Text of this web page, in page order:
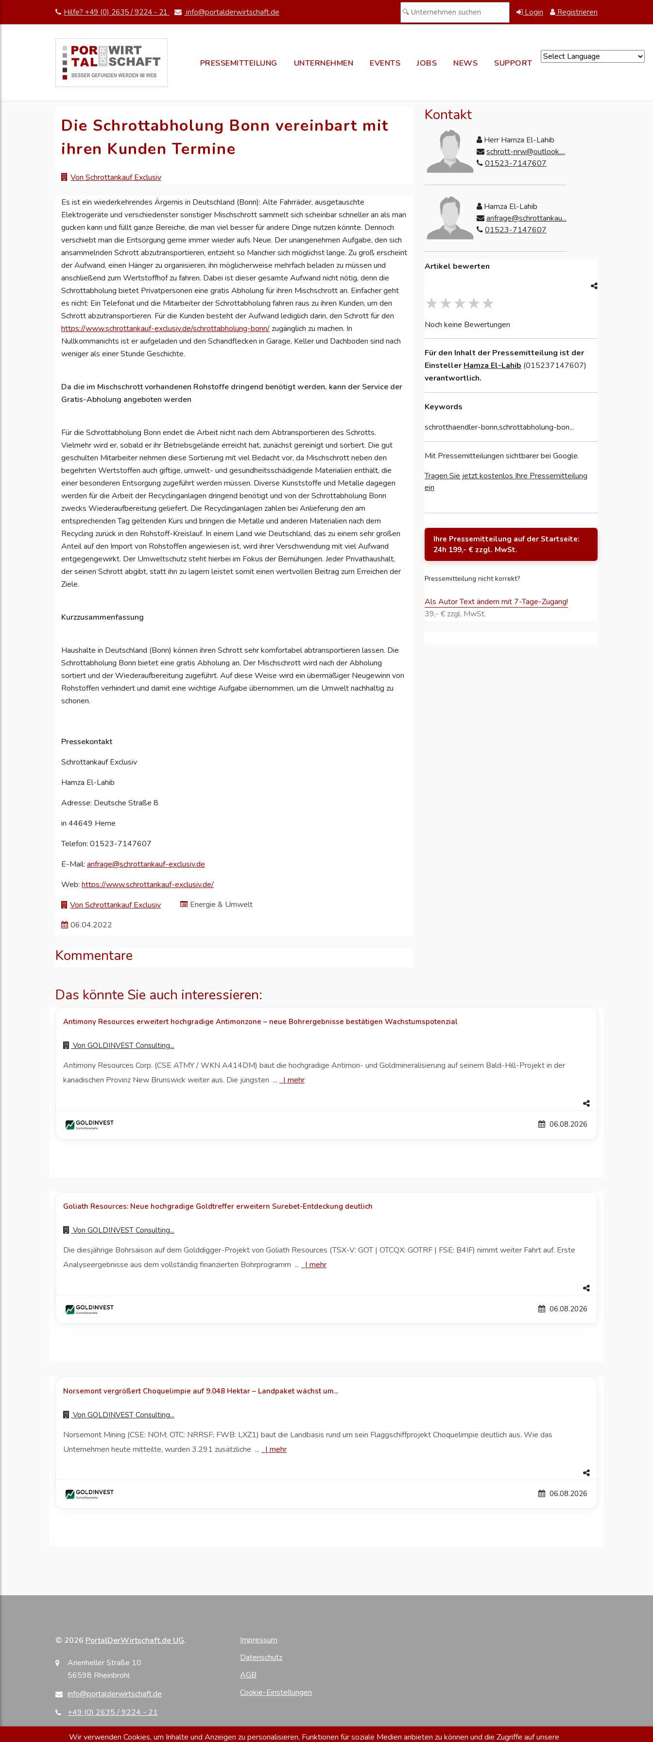
Hilfe? +49 (0) 2635 / 9224 - 21 info@portalderwirtschaft.de Login Registrieren
PRESSEMITTEILUNG UNTERNEHMEN EVENTS JOBS NEWS SUPPORT
Die Schrottabholung Bonn vereinbart mit
ihren Kunden Termine
Von Schrottankauf Exclusiv
Es ist ein wiederkehrendes Ärgernis in Deutschland (Bonn): Alte Fahrräder, ausgetauschte
Elektrogeräte und verschiedenster sonstiger Mischschrott sammelt sich scheinbar schneller an als man
gucken kann und füllt ganze Bereiche, die man viel besser für andere Dinge nutzen könnte. Dennoch
verschiebt man die Entsorgung gerne immer wieder aufs Neue. Der unangenehmen Aufgabe, den sich
ansammelnden Schrott abzutransportieren, entzieht so Mancher sich möglichst lange. Zu groß erscheint
der Aufwand, einen Hänger zu organisieren, ihn möglicherweise mehrfach beladen zu müssen und
anschließend zum Wertstoffhof zu fahren. Dabei ist dieser gesamte Aufwand nicht nötig, denn die
Schrottabholung bietet Privatpersonen eine gratis Abholung für ihren Mischschrott an. Einfacher geht
es nicht: Ein Telefonat und die Mitarbeiter der Schrottabholung fahren raus zu ihren Kunden, um den
Schrott abzutransportieren. Für die Kunden besteht der Aufwand lediglich darin, den Schrott für den
https://www.schrottankauf-exclusiv.de/schrottabholung-bonn/zugänglich zu machen. In
Nullkommanichts ist er aufgeladen und den Schandflecken in Garage, Keller und Dachboden sind nach
weniger als einer Stunde Geschichte.
Da die im Mischschrott vorhandenen Rohstoffe dringend benötigt werden, kann der Service der
Gratis-Abholung angeboten werden
Für die Schrottabholung Bonn endet die Arbeit nicht nach dem Abtransportieren des Schrotts.
Vielmehr wird er, sobald er ihr Betriebsgelände erreicht hat, zunächst gereinigt und sortiert. Die gut
geschulten Mitarbeiter nehmen diese Sortierung mit viel Bedacht vor, da Mischschrott neben den
begehrten Wertstoffen auch giftige, umwelt- und gesundheitsschädigende Materialien enthält, die
einer besonderen Entsorgung zugeführt werden müssen. Diverse Kunststoffe und Metalle dagegen
werden für die Arbeit der Recyclinganlagen dringend benötigt und von der Schrottabholung Bonn
zwecks Wiederaufbereitung geliefert. Die Recyclinganlagen zahlen bei Anlieferung den am
entsprechenden Tag geltenden Kurs und bringen die Metalle und anderen Materialien nach dem
Recycling zurück in den Rohstoff-Kreislauf. In einem Land wie Deutschland, das zu einem sehr großen
Anteil auf den Import von Rohstoffen angewiesen ist, wird ihrer Verschwendung mit viel Aufwand
entgegengewirkt. Der Umweltschutz steht hierbei im Fokus der Bemühungen. Jeder Privathaushalt,
der seinen Schrott abgibt, statt ihn zu lagern leistet somit einen wertvollen Beitrag zum Erreichen der
Ziele.
Kurzzusammenfassung
Haushalte in Deutschland (Bonn) können ihren Schrott sehr komfortabel abtransportieren lassen. Die
Schrottabholung Bonn bietet eine gratis Abholung an. Der Mischschrott wird nach der Abholung
sortiert und der Wiederaufbereitung zugeführt. Auf diese Weise wird ein übermäßiger Neugewinn von
Rohstoffen verhindert und damit eine wichtige Aufgabe übernommen, um die Umwelt nachhaltig zu
schonen.
Pressekontakt
Schrottankauf Exclusiv
Hamza El-Lahib
Adresse: Deutsche Straße 8
in 44649 Herne
Telefon: 01523-7147607
E-Mail: anfrage@schrottankauf-exclusiv.de
Web: https://www.schrottankauf-exclusiv.de/
Von Schrottankauf Exclusiv
Energie & Umwelt
06.04.2022
Kommentare
Kontakt
Herr Hamza El-Lahib
schrott-nrw@outlook....
01523-7147607
Hamza El-Lahib
anfrage@schrottankau...
01523-7147607
Artikel bewerten
Noch keine Bewertungen
Für den Inhalt der Pressemitteilung ist der
Einsteller Hamza El-Lahib (015237147607)
verantwortlich.
Keywords
schrotthaendler-bonn,schrottabholung-bon...
Mit Pressemitteilungen sichtbarer bei Google.
Tragen Sie jetzt kostenlos Ihre Pressemitteilung
ein
Ihre Pressemitteilung auf der Startseite:
24h 199,- € zzgl. MwSt.
Pressemitteilung nicht korrekt?
Als Autor Text ändern mit 7-Tage-Zugang!
39,- € zzgl. MwSt.
Das könnte Sie auch interessieren:
Antimony Resources erweitert hochgradige Antimonzone – neue Bohrergebnisse bestätigen Wachstumspotenzial
Von GOLDINVEST Consulting...
Antimony Resources Corp. (CSE ATMY / WKN A414DM) baut die hochgradige Antimon- und Goldmineralisierung auf seinem Bald-Hill-Projekt in der
kanadischen Provinz New Brunswick weiter aus. Die jüngsten ... |mehr
06.08.2026
Goliath Resources: Neue hochgradige Goldtreffer erweitern Surebet-Entdeckung deutlich
Von GOLDINVEST Consulting...
Die diesjährige Bohrsaison auf dem Golddigger-Projekt von Goliath Resources (TSX-V: GOT | OTCQX: GOTRF | FSE: B4IF) nimmt weiter Fahrt auf. Erste
Analyseergebnisse aus dem vollständig finanzierten Bohrprogramm ... |mehr
06.08.2026
Norsemont vergrößert Choquelimpie auf 9.048 Hektar – Landpaket wächst um...
Von GOLDINVEST Consulting...
Norsemont Mining (CSE: NOM; OTC: NRRSF; FWB: LXZ1) baut die Landbasis rund um sein Flaggschiffprojekt Choquelimpie deutlich aus. Wie das
Unternehmen heute mitteilte, wurden 3.291 zusätzliche ... |mehr
06.08.2026
© 2026 PortalDerWirtschaft.de UG.
Arienheller Straße 10
56598 Rheinbrohl
info@portalderwirtschaft.de
+49 (0) 2635 / 9224 - 21
Impressum
Datenschutz
AGB
Cookie-Einstellungen
Wir verwenden Cookies, um Inhalte und Anzeigen zu personalisieren, Funktionen für soziale Medien anbieten zu können und die Zugriffe auf unsere